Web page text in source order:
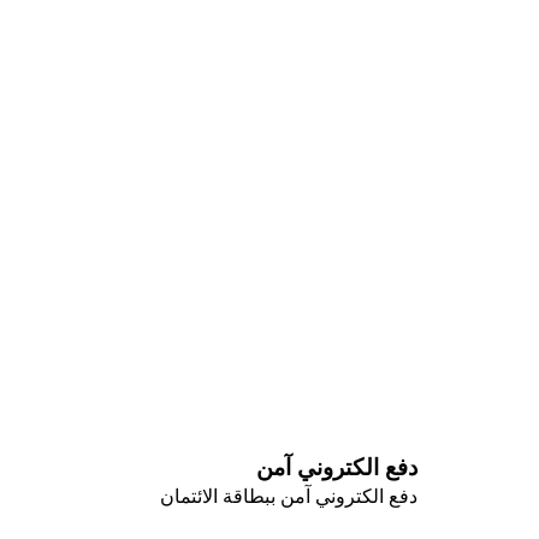
دفع الكتروني آمن
دفع الكتروني آمن ببطاقة الائتمان